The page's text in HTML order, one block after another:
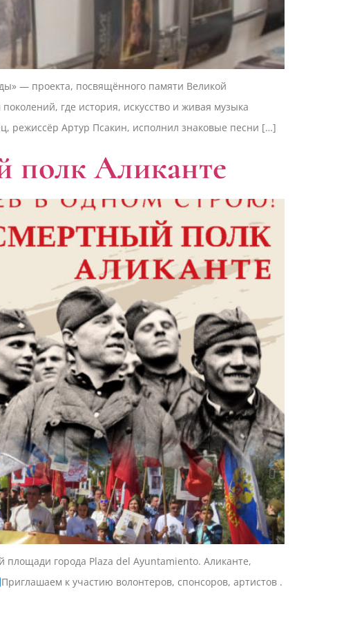
— проекта, посвящённого памяти Великой
где история, искусство и живая музыка
режиссёр Артур Псакин, исполнил знаковые песни […]
полк Аликанте
площади города Plaza del Ayuntamiento. Аликанте,
Приглашаем к участию волонтеров, спонсоров, артистов .